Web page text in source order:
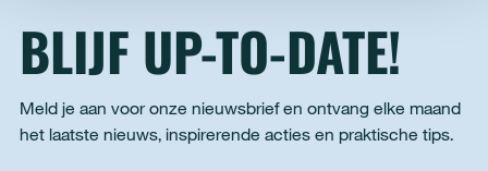
BLIJF UP-TO-DATE!
Meld je aan voor onze nieuwsbrief en ontvang elke maand
het laatste nieuws, inspirerende acties en praktische tips.